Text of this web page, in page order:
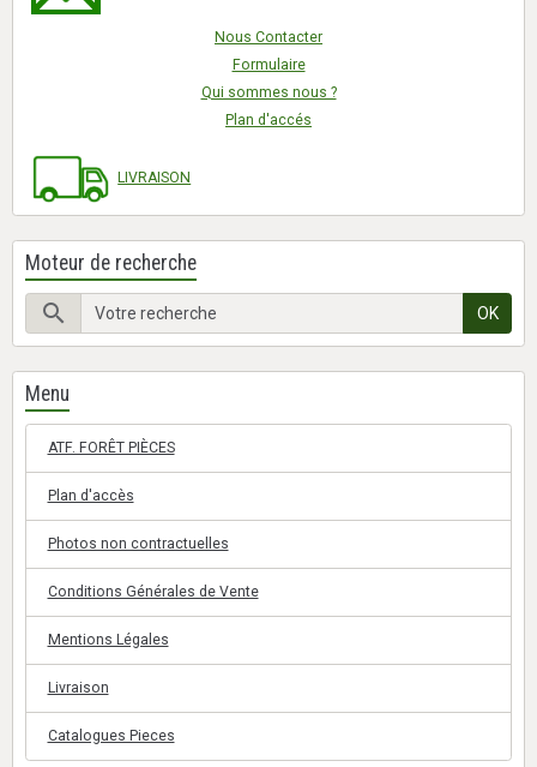
Nous Contacter
Formulaire
Qui sommes nous ?
Plan d'accés
LIVRAISON
Moteur de recherche
OK
Menu
ATF. FORÊT PIÈCES
Plan d'accès
Photos non contractuelles
Conditions Générales de Vente
Mentions Légales
Livraison
Catalogues Pieces